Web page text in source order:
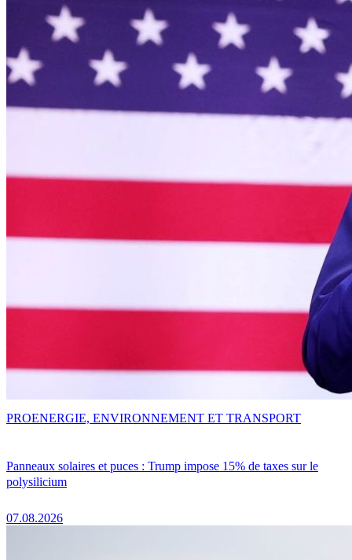
Panneaux solaires et puces : Trump impose 15% de taxes sur le
polysilicium
07.08.2026
PROENERGIE, ENVIRONNEMENT ET TRANSPORT